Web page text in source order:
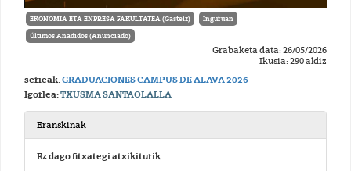
EKONOMIA ETA ENPRESA FAKULTATEA (Gasteiz) Inguruan
Últimos Añadidos (Anunciado)
Grabaketa data: 26/05/2026
Ikusia: 290 aldiz
serieak:GRADUACIONES CAMPUS DE ALAVA 2026
Igorlea:TXUSMA SANTAOLALLA
Eranskinak
Ez dago fitxategi atxikiturik